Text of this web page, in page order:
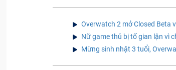
Overwatch 2 mở Closed Beta
Nữ game thủ bị tố gian lận vì
Mừng sinh nhật 3 tuổi,